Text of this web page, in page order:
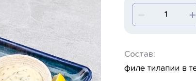
Состав:
филе тилапии в